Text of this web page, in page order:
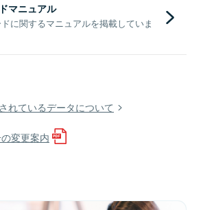
マニュアル
に関するマニュアルを掲載していま
れているデータについて
変更案内